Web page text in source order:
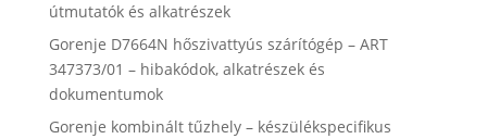
útmutatók és alkatrészek
Gorenje D7664N hőszivattyús szárítógép – ART
347373/01 – hibakódok, alkatrészek és
dokumentumok
Gorenje kombinált tűzhely – készülékspecifikus